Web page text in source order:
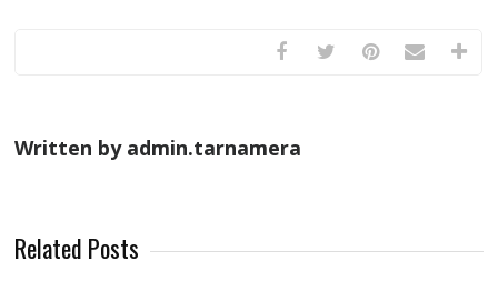
Written by admin.tarnamera
Related Posts